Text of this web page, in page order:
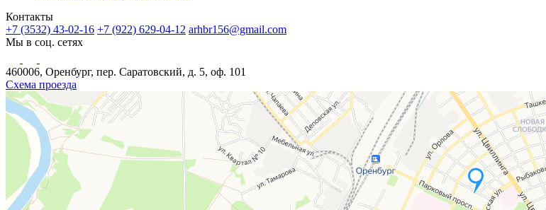
Контакты
+7 (3532) 43-02-16 +7 (922) 629-04-12 arhbr156@gmail.com
Мы в соц. сетях
460006, Оренбург, пер. Саратовский, д. 5, оф. 101
Схема проезда